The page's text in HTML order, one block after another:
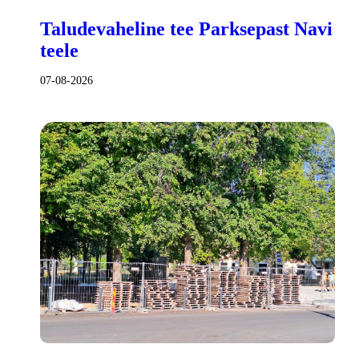
Taludevaheline tee Parksepast Navi
teele
07-08-2026